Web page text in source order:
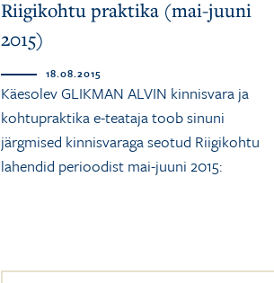
Riigikohtu praktika (mai-juuni
2015)
18.08.2015
Käesolev GLIKMAN ALVIN kinnisvara ja
kohtupraktika e-teataja toob sinuni
järgmised kinnisvaraga seotud Riigikohtu
lahendid perioodist mai-juuni 2015: